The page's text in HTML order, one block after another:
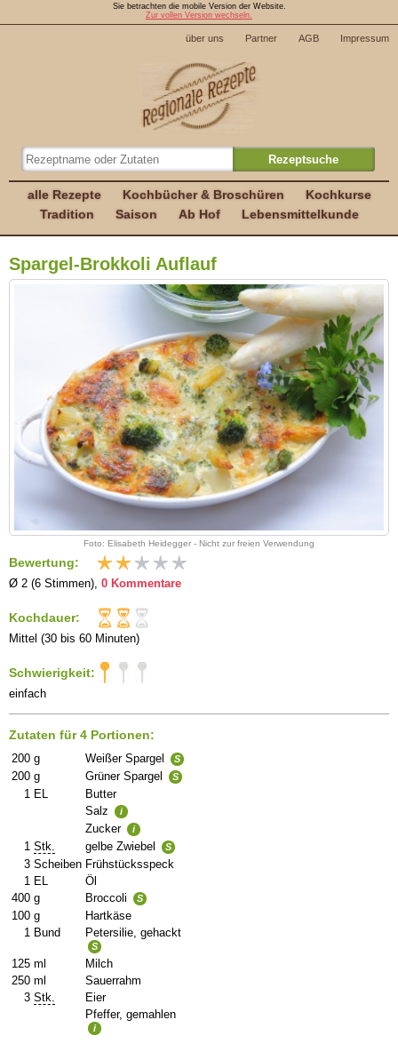
Sie betrachten die mobile Version der Website.
Zur vollen Version wechseln.
über uns Partner AGB Impressum
alle Rezepte Kochbücher & Broschüren
Kochkurse
Tradition
Saison Ab Hof Lebensmittelkunde
Spargel-Brokkoli Auflauf
Foto: Elisabeth Heidegger - Nicht zur freien Verwendung
Bewertung:
Ø 2 (6 Stimmen), 0 Kommentare
Kochdauer:
Mittel (30 bis 60 Minuten)
Schwierigkeit:
einfach
Zutaten für 4 Portionen:
200 g Weißer Spargel S
200 g Grüner Spargel S
1 EL
Butter
Salz
i
Zucker i
1 Stk. gelbe Zwiebel S
3 Scheiben Frühstücksspeck
1 EL
Öl
400 g Broccoli S
100 g
Hartkäse
1 Bund Petersilie, gehackt
S
125 ml
Milch
250 ml
Sauerrahm
3 Stk.
Eier
Pfeffer, gemahlen
i